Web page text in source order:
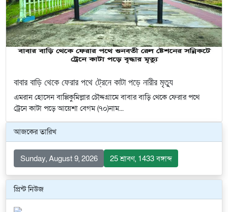
বাবার বাড়ি থেকে ফেরার পথে ট্রেনে কাটা পড়ে নারীর মৃত্যু
এমরান হোসেন বাপ্পিকুমিল্লার চৌদ্দগ্রামে বাবার বাড়ি থেকে ফেরার পথে
ট্রেনে কাটা পড়ে আয়েশা বেগম (৭০)নাম...
আজকের তারিখ
Sunday, August 9, 2026 25 শ্রাবণ, 1433 বঙ্গাব্দ
প্রিন্ট নিউজ